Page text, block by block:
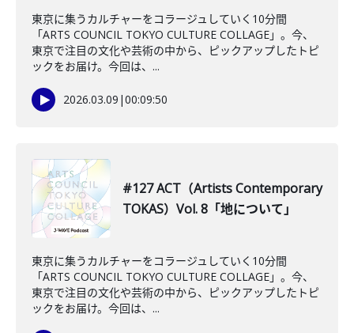
東京に集うカルチャーをコラージュしていく10分間
「ARTS COUNCIL TOKYO CULTURE COLLAGE」。今、
東京で注目の文化や芸術の中から、ピックアップしたトピ
ックをお届け。今回は、...
2026.03.09 |00:09:50
#127 ACT（Artists Contemporary
TOKAS）Vol. 8「地について」
東京に集うカルチャーをコラージュしていく10分間
「ARTS COUNCIL TOKYO CULTURE COLLAGE」。今、
東京で注目の文化や芸術の中から、ピックアップしたトピ
ックをお届け。今回は、...